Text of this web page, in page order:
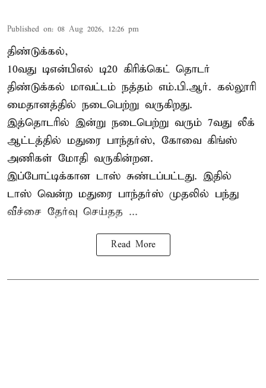
Published on: 08 Aug 2026, 12:26 pm
திண்டுக்கல்,
10வது டிஎன்பிஎல் டி20 கிரிக்கெட் தொடர்
திண்டுக்கல் மாவட்டம் நத்தம் எம்.பி.ஆர். கல்லூரி
மைதானத்தில் நடைபெற்று வருகிறது.
இத்தொடரில் இன்று நடைபெற்று வரும் 7வது லீக்
ஆட்டத்தில் மதுரை பாந்தர்ஸ், கோவை கிங்ஸ்
அணிகள் மோதி வருகின்றன.
இப்போட்டிக்கான டாஸ் சுண்டப்பட்டது. இதில்
டாஸ் வென்ற மதுரை பாந்தர்ஸ் முதலில் பந்து
வீச்சை தேர்வு செய்தத ...
Read More